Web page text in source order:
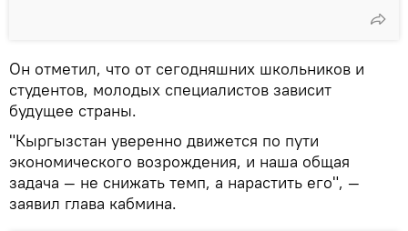
Он отметил, что от сегодняшних школьников и
студентов, молодых специалистов зависит
будущее страны.
"Кыргызстан уверенно движется по пути
экономического возрождения, и наша общая
задача — не снижать темп, а нарастить его", —
заявил глава кабмина.